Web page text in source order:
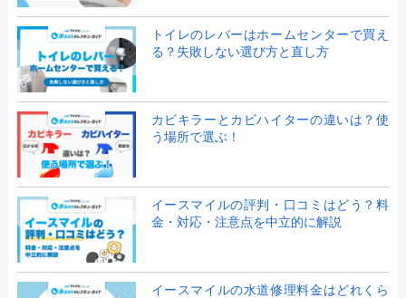
トイレのレバーはホームセンターで買え
る？失敗しない選び方と直し方
カビキラーとカビハイターの違いは？使
う場所で選ぶ！
イースマイルの評判・口コミはどう？料
金・対応・注意点を中立的に解説
イースマイルの水道修理料金はどれくら